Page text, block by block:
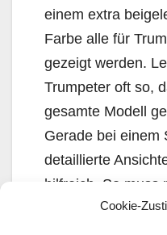
Cookie-
einem extra
Farbe alle für
gezeigt werden.
Trumpeter oft so,
gesamte Modell
Gerade bei einem
detaillierte
hilfreich. So muss
um